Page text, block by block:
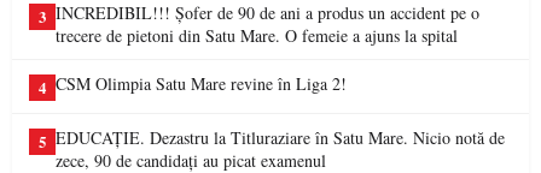
3 INCREDIBIL!!! Șofer de 90 de ani a produs un accident pe o
trecere de pietoni din Satu Mare. O femeie a ajuns la spital
4 CSM Olimpia Satu Mare revine în Liga 2!
5 EDUCAȚIE. Dezastru la Titluraziare în Satu Mare. Nicio notă de
zece, 90 de candidați au picat examenul